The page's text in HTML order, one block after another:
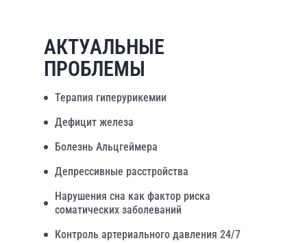
АКТУАЛЬНЫЕ
ПРОБЛЕМЫ
Терапия гиперурикемии
Дефицит железа
Болезнь Альцгеймера
Депрессивные расстройства
Нарушения сна как фактор риска
соматических заболеваний
Контроль артериального давления 24/7